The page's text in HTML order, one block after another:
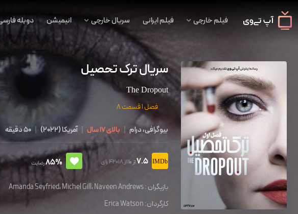
فیلم خارجی فیلم ایرانی سریال خارجی انیمیشن دوبله
سریال ترک تحصیل
The Dropout
فصل 1 قسمت 8
بیوگرافی، درام | بالای 17 سال | آمریکا(
2022
)
|
7.5از 10 از 42018 رای 85%رضایت
بازیگران : Amanda Seyfried،Michel Gill،Naveen Andrews
کارگردان:Erica Watson